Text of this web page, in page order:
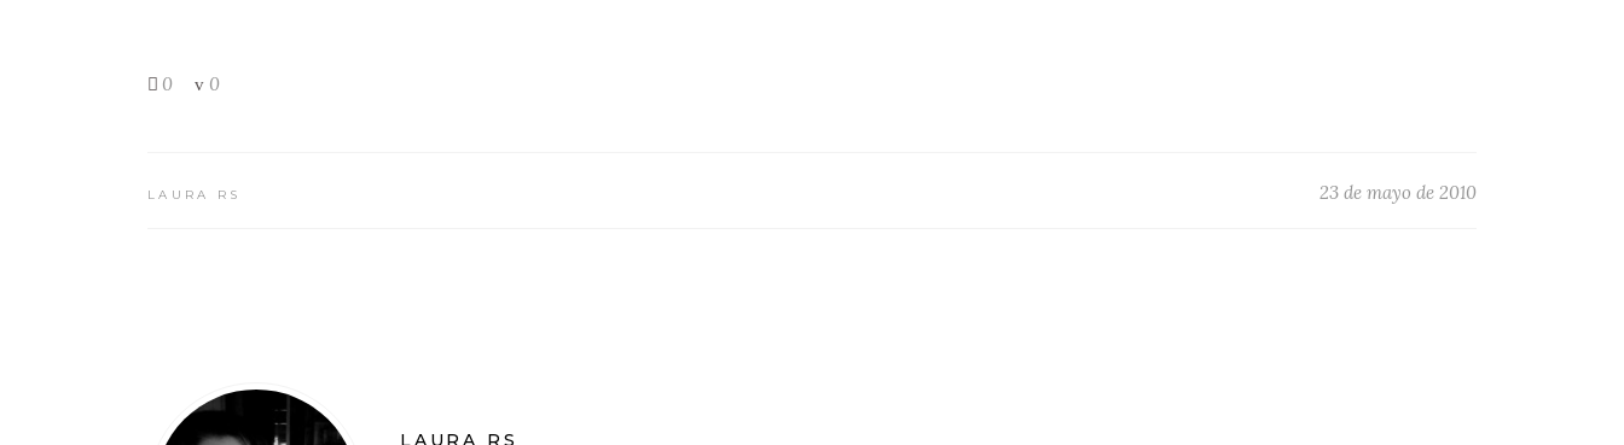
0 0
LAURA RS 23 de mayo de 2010
LAURA RS